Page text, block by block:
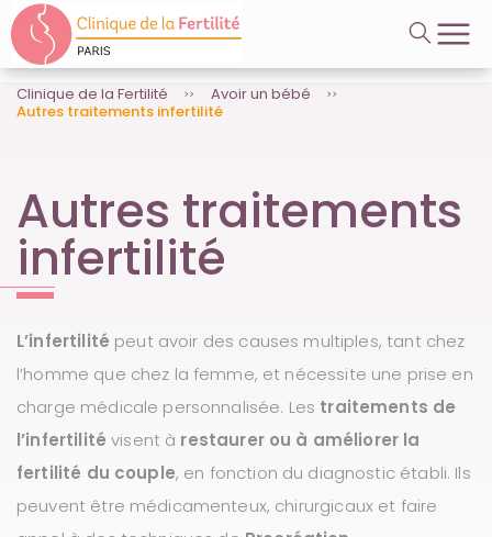
e
Videos
Clinique de la Fertilité
Avoir un bébé
Autres traitements infertilité
Autres traitements
infertilité
L’infertilité peut avoir des causes multiples, tant chez
l’homme que chez la femme, et nécessite une prise en
charge médicale personnalisée. Les traitements de
l’infertilité visent à restaurer ou à améliorer la
fertilité du couple, en fonction du diagnostic établi. Ils
peuvent être médicamenteux, chirurgicaux et faire